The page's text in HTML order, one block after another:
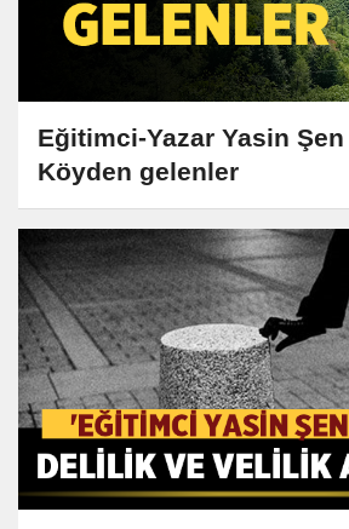
Eğitimci-Yazar Yasin Şen
Köyden gelenler